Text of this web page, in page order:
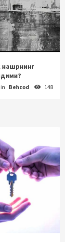
нашрнинг
Behzod 148